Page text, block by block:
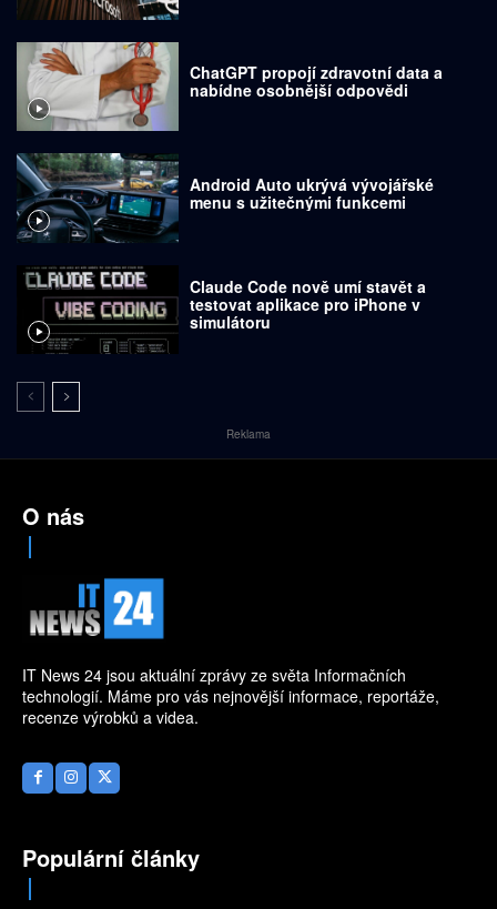
ChatGPT propojí zdravotní data a
nabídne osobnější odpovědi
Android Auto ukrývá vývojářské
menu s užitečnými funkcemi
Claude Code nově umí stavět a
testovat aplikace pro iPhone v
simulátoru
Reklama
O nás
IT News 24 jsou aktuální zprávy ze světa Informačních
technologií. Máme pro vás nejnovější informace, reportáže,
recenze výrobků a videa.
Populární články